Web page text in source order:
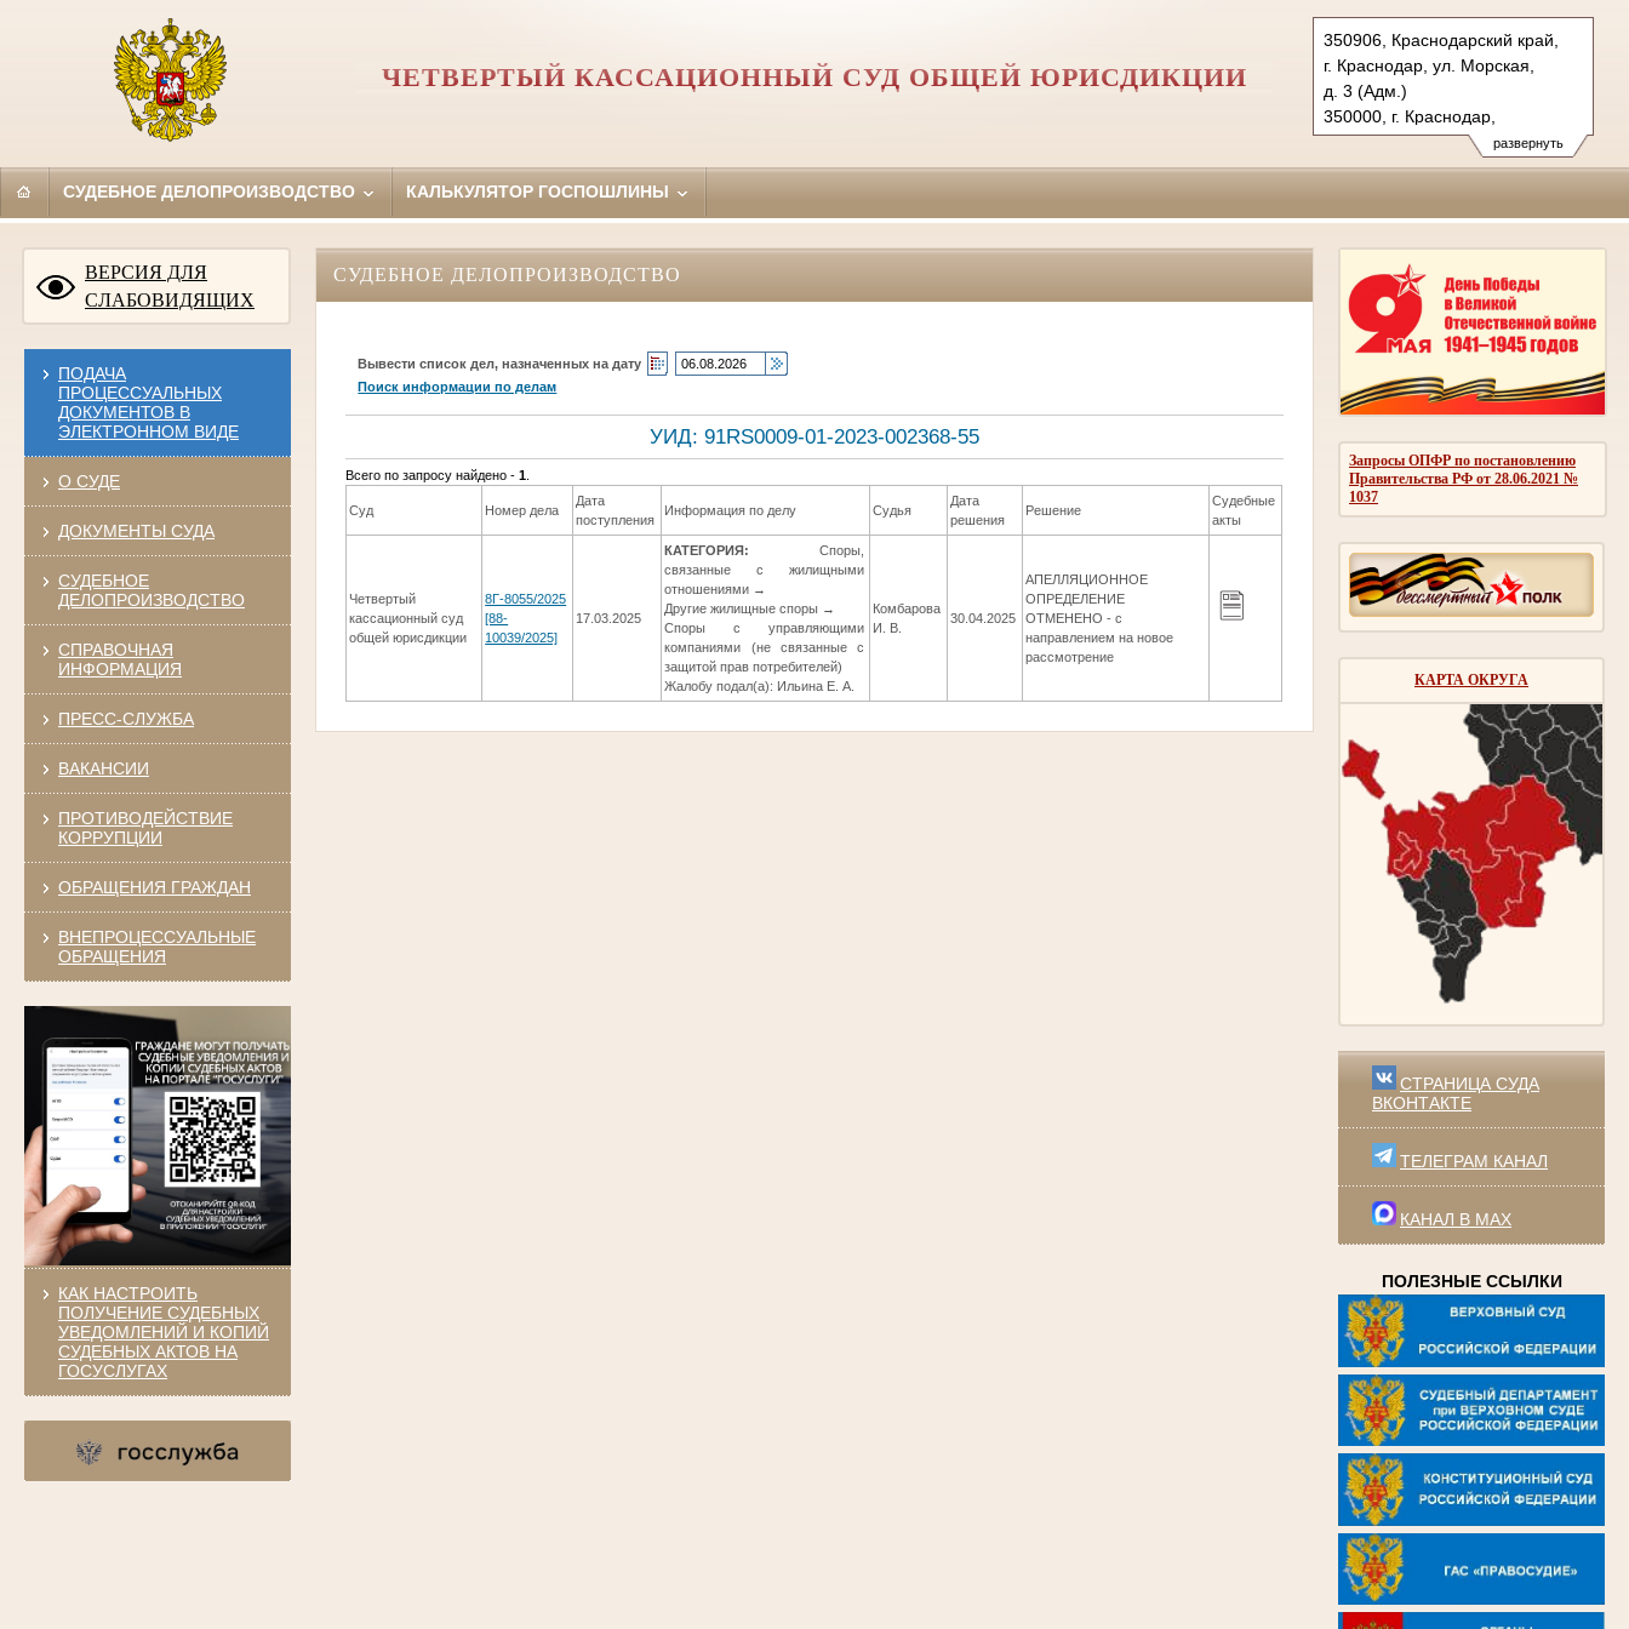
развернуть
350906, Краснодарский край,
г. Краснодар, ул. Морская,
д. 3 (Адм.)
350000, г. Краснодар,
ул. Красная, д.113 (Уг.)
350907, г. Краснодар,
Тел.: (861) 219-24-00
ЧЕТВЕРТЫЙ КАССАЦИОННЫЙ СУД ОБЩЕЙ ЮРИСДИКЦИИ
СУДЕБНОЕ ДЕЛОПРОИЗВОДСТВО КАЛЬКУЛЯТОР ГОСПОШЛИНЫ
ВЕРСИЯ ДЛЯ
СЛАБОВИДЯЩИХ
ПОДАЧА
ПРОЦЕССУАЛЬНЫХ
ДОКУМЕНТОВ В
ЭЛЕКТРОННОМ ВИДЕ
О СУДЕ
ДОКУМЕНТЫ СУДА
СУДЕБНОЕ
ДЕЛОПРОИЗВОДСТВО
СПРАВОЧНАЯ
ИНФОРМАЦИЯ
ПРЕСС-СЛУЖБА
ВАКАНСИИ
ПРОТИВОДЕЙСТВИЕ
КОРРУПЦИИ
ОБРАЩЕНИЯ ГРАЖДАН
ВНЕПРОЦЕССУАЛЬНЫЕ
ОБРАЩЕНИЯ
КАК НАСТРОИТЬ
ПОЛУЧЕНИЕ СУДЕБНЫХ
УВЕДОМЛЕНИЙ И КОПИЙ
СУДЕБНЫХ АКТОВ НА
ГОСУСЛУГАХ
Запросы ОПФР по постановлению
Правительства РФ от 28.06.2021 №
1037
КАРТА ОКРУГА
СТРАНИЦА СУДА
ВКОНТАКТЕ
ТЕЛЕГРАМ КАНАЛ
КАНАЛ В MAX
ПОЛЕЗНЫЕ ССЫЛКИ
СУДЕБНОЕ ДЕЛОПРОИЗВОДСТВО
Вывести список дел, назначенных на дату
Поиск информации по делам
УИД: 91RS0009-01-2023-002368-55
Всего по запросу найдено -1
Суд Номер дела
Дата
поступления
Информация по делу Судья
Дата
решения
Решение
Судебные
акты
Четвертый
кассационный суд
общей юрисдикции
8Г-8055/2025
[88-
10039/2025]
17.03.2025
КАТЕГОРИЯ: Споры,
связанные с жилищными
отношениями →
Другие жилищные споры →
Споры с управляющими
компаниями (не связанные с
защитой прав потребителей)
Жалобу подал(а): Ильина Е. А.
Комбарова
И. В.
30.04.2025
АПЕЛЛЯЦИОННОЕ
ОПРЕДЕЛЕНИЕ
ОТМЕНЕНО - с
направлением на новое
рассмотрение